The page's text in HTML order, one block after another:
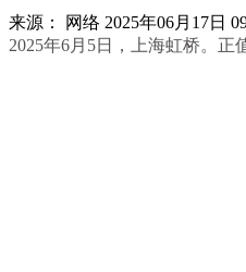
来源： 网络 2025年06月17日
2025年6月5日，上海虹桥。